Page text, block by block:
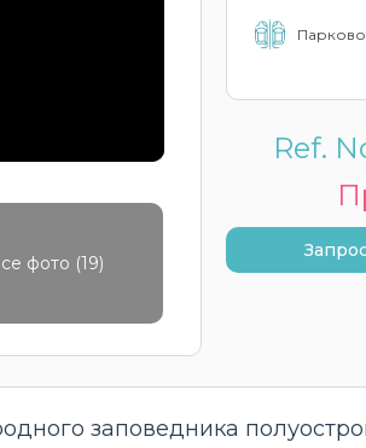
фото (19)
Ref.
заповедника